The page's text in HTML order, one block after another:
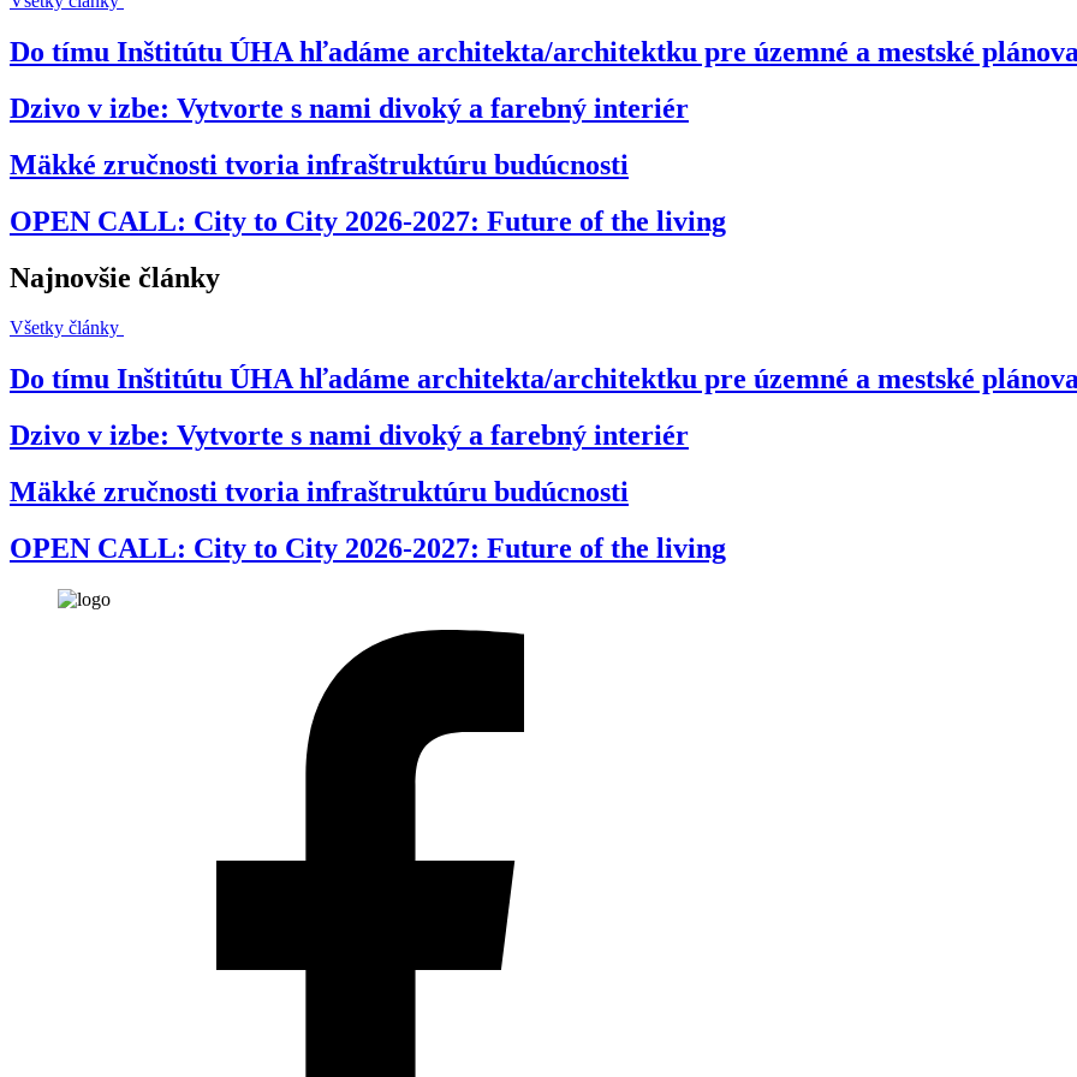
Do tímu Inštitútu ÚHA hľadáme architekta/architektku pre územné a mestské
Dzivo v izbe: Vytvorte s nami divoký a farebný interiér
Mäkké zručnosti tvoria infraštruktúru budúcnosti
OPEN CALL: City to City 2026-2027: Future of the living
Najnovšie články
Všetky články
Do tímu Inštitútu ÚHA hľadáme architekta/architektku pre územné a mestské
Dzivo v izbe: Vytvorte s nami divoký a farebný interiér
Mäkké zručnosti tvoria infraštruktúru budúcnosti
OPEN CALL: City to City 2026-2027: Future of the living